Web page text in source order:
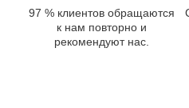
97 % клиентов обращаются
к нам повторно и
рекомендуют нас.